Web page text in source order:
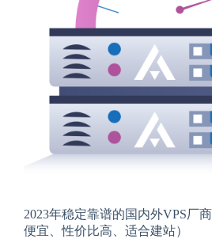
2023年稳定靠谱的国内外VPS厂
便宜、性价比高、适合建站）